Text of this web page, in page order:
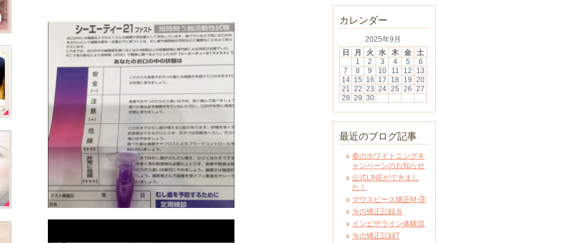
カレンダー
2025年9月
日
月 火 水 木 金
土
1
2 3 4 5
6
7
8 9 10 11 12
13
14 15 16 17 18 19 20
21 22 23 24 25 26 27
28 29 30
最近のブログ記事
春のホワイトニングキ
ャンペーンのお知らせ
公式LINEができまし
た！
マウスピース矯正M-⑨
Ｎの矯正記録８
インビザライン体験談
Ｎの矯正記録7